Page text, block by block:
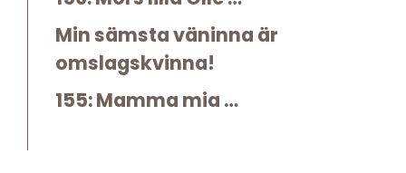
Min sämsta väninna är
omslagskvinna!
155: Mamma mia …